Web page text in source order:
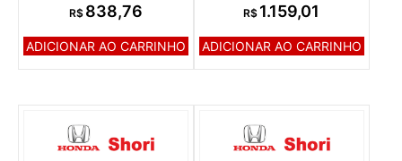
R$ 838,76
ADICIONAR AO CARRINHO
R$ 1.159,01
ADICIONAR AO CARRINHO